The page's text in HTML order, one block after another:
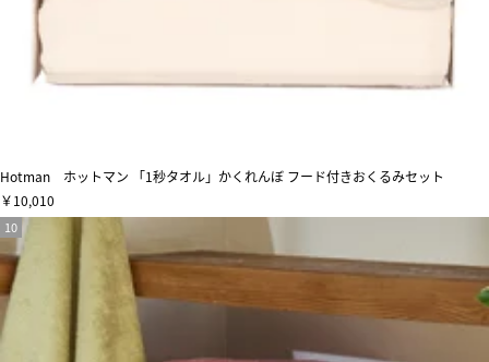
Hotman ホットマン 「1秒タオル」かくれんぼ フード付きおくるみセット
￥10,010